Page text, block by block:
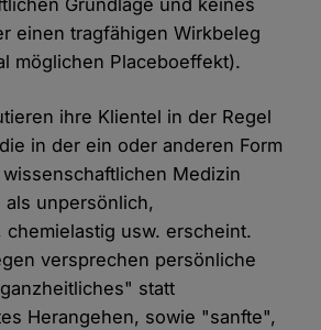
Grundlage und keines
einen tragfähigen Wirkbeleg
möglichen Placeboeffekt).
ihre Klientel in der Regel
in der ein oder anderen Form
Medizin
unpersönlich,
chemielastig usw. erscheint.
versprechen persönliche
statt
Herangehen, sowie "sanfte",